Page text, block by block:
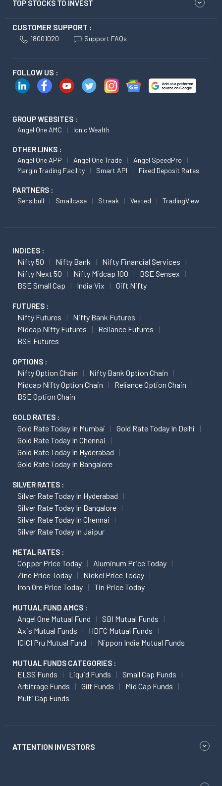
TOP STOCKS TO INVEST
CUSTOMER SUPPORT :
18001020 Support FAQs
FOLLOW US :
GROUP WEBSITES :
Angel One AMC Ionic Wealth
OTHER LINKS :
Angel One APP Angel One Trade
Angel SpeedPro
Margin Trading Facility
Smart API Fixed Deposit Rates
PARTNERS :
Sensibull Smallcase Streak Vested TradingView
INDICES :
Nifty 50 Nifty Bank
Nifty Financial Services
Nifty Next 50
Nifty Midcap 100
BSE Sensex
BSE Small Cap
India Vix Gift Nifty
FUTURES :
Nifty Futures
Nifty Bank Futures
Midcap Nifty Futures
Reliance Futures
BSE Futures
OPTIONS :
Nifty Option Chain
Nifty Bank Option Chain
Midcap Nifty Option Chain
Reliance Option Chain
BSE Option Chain
GOLD RATES :
Gold Rate Today In Mumbai
Gold Rate Today In Delhi
Gold Rate Today In Chennai
Gold Rate Today In Hyderabad
Gold Rate Today In Bangalore
SILVER RATES :
Silver Rate Today In Hyderabad
Silver Rate Today In Bangalore
Silver Rate Today In Chennai
Silver Rate Today In Jaipur
METAL RATES :
Copper Price Today
Aluminum Price Today
Zinc Price Today
Nickel Price Today
Iron Ore Price Today
Tin Price Today
MUTUAL FUND AMCS :
Angel One Mutual Fund
SBI Mutual Funds
Axis Mutual Funds
HDFC Mutual Funds
ICICI Pru Mutual Fund
Nippon India Mutual Funds
MUTUAL FUNDS CATEGORIES :
ELSS Funds Liquid Funds
Small Cap Funds
Arbitrage Funds
Gilt Funds
Mid Cap Funds
Multi Cap Funds
ATTENTION INVESTORS